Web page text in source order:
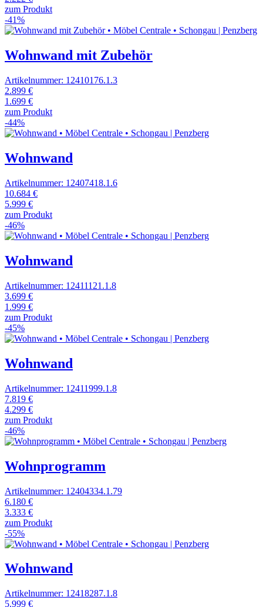
zum Produkt
-41%
Wohnwand mit Zubehör
Artikelnummer: 12410176.1.3
2.899 €
1.699 €
zum Produkt
-44%
Wohnwand
Artikelnummer: 12407418.1.6
10.684 €
5.999 €
zum Produkt
-46%
Wohnwand
Artikelnummer: 12411121.1.8
3.699 €
1.999 €
zum Produkt
-45%
Wohnwand
Artikelnummer: 12411999.1.8
7.819 €
4.299 €
zum Produkt
-46%
Wohnprogramm
Artikelnummer: 12404334.1.79
6.180 €
3.333 €
zum Produkt
-55%
Wohnwand
Artikelnummer: 12418287.1.8
5.999 €